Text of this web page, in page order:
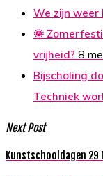
We zijn weer
🌞
vrijheid? 8
Bijscholing
Techniek
Next Post
Kunstschooldagen 29